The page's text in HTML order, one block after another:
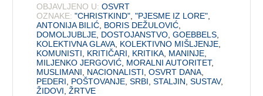
OBJAVLJENO U: OSVRT
OZNAKE: "CHRISTKIND" ,"PJESME IZ LORE"
ANTONIJA BILIĆ BORIS DEŽULOVIĆ
DOMOLJUBLJE DOSTOJANSTVO ,GOEBBELS
KOLEKTIVNA GLAVA KOLEKTIVNO MIŠLJENJE
KOMUNISTI
KRITIČARI KRITIKA MANINJE
MILJENKO JERGOVIĆ MORALNI AUTORITET,
MUSLIMANI
NACIONALISTI ,OSVRT DANA
PEDERI
POŠTOVANJE ,SRBI ,STALJIN ,SUSTAV,
ŽIDOVI ,ŽRTVE